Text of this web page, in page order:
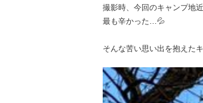
撮影時、今回のキャンプ地
最も辛かった…💦
そんな苦い思い出を抱えた